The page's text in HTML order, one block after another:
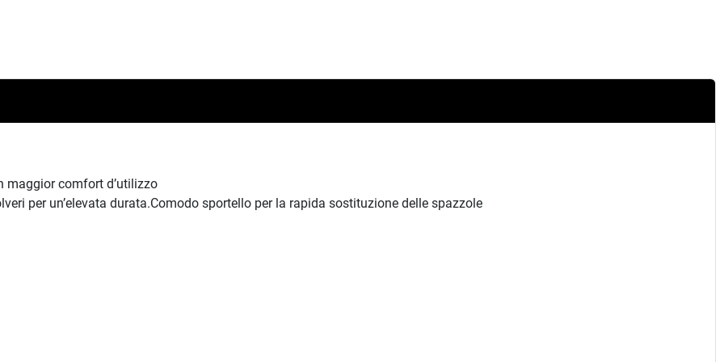
maggior comfort d’utilizzo
per un’elevata durata.Comodo sportello per la rapida sostituzione delle spazzole